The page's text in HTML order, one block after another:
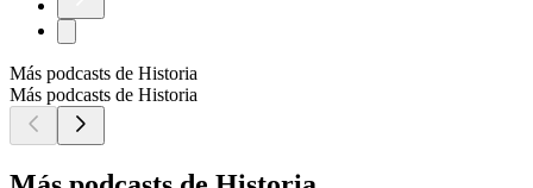
Más podcasts de Historia
Más podcasts de Historia